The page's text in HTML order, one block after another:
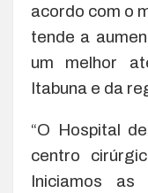
acordo com o
tende a
um melhor
Itabuna e da
“O Hospital
centro
Iniciamos